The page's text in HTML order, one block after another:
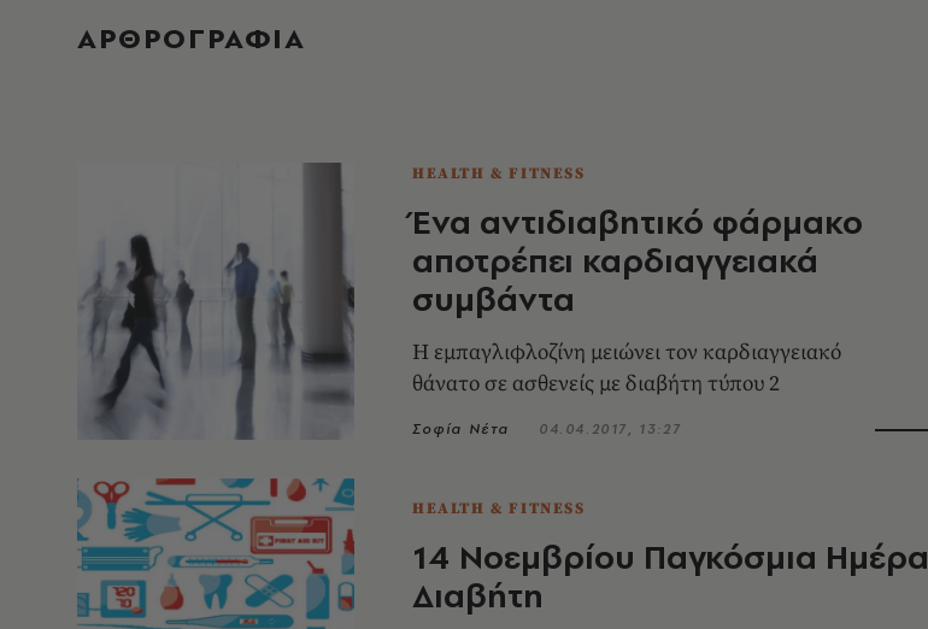
ΑΡΘΡΟΓΡΑΦΙΑ
HEALTH & FITNESS
Ένα αντιδιαβητικό φάρμακο
αποτρέπει καρδιαγγειακά
συμβάντα
Η εμπαγλιφλοζίνη μειώνει τον καρδιαγγειακό
θάνατο σε ασθενείς με διαβήτη τύπου 2
Σοφία Νέτα 04.04.2017, 13:27
HEALTH & FITNESS
14 Νοεμβρίου Παγκόσμια Ημέρα
Διαβήτη